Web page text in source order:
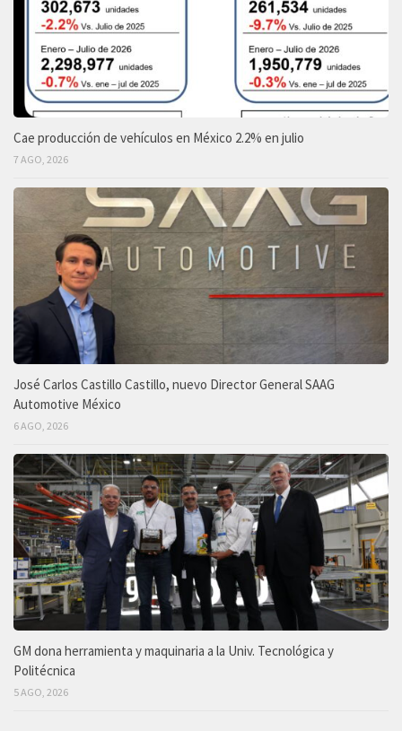
Cae producción de vehículos en México 2.2% en julio
7 AGO, 2026
José Carlos Castillo Castillo, nuevo Director General SAAG
Automotive México
6 AGO, 2026
GM dona herramienta y maquinaria a la Univ. Tecnológica y
Politécnica
5 AGO, 2026